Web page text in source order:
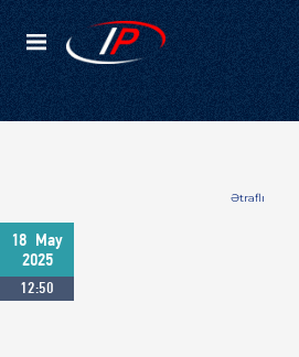
Kateqoriyalar
Ətraflı
18
May
2025
12:50